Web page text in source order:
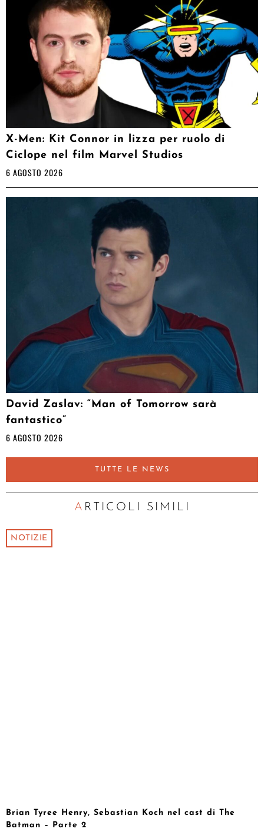
X-Men: Kit Connor in lizza per ruolo di
Ciclope nel film Marvel Studios
6 AGOSTO 2026
David Zaslav: “Man of Tomorrow sarà
fantastico”
6 AGOSTO 2026
TUTTE LE NEWS
ARTICOLI SIMILI
NOTIZIE
Brian Tyree Henry, Sebastian Koch nel cast di The
Batman – Parte 2